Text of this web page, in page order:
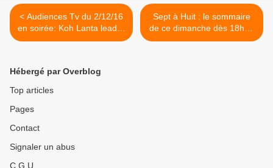
< Audiences Tv du 2/12/16
en soirée: Koh Lanta leader
en baisse. Fr2 et M6
Sept à Huit : le sommaire
de ce dimanche dès 18h00
sur TF1 >
Hébergé par Overblog
Top articles
Pages
Contact
Signaler un abus
C.G.U.